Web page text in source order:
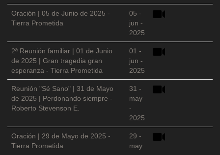
Oración | 05 de Junio de 2025 -
Tierra Prometida
05 -
jun -
2025
2ª Reunión familiar | 01 de Junio
de 2025 | Gran tragedia gran
esperanza - Tierra Prometida
01 -
jun -
2025
Reunión "Sé Sano" | 31 de Mayo
de 2025 | Perdonando siempre -
Roberto Stevenson E.
31 -
may
-
2025
Oración | 29 de Mayo de 2025 -
Tierra Prometida
29 -
may